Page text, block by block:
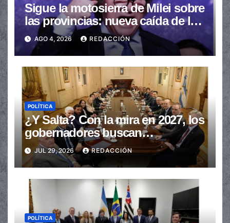
Sigue la motosierra de Milei sobre
las provincias: nueva caída de las
transferencias no automáticas
AGO 4, 2026 REDACCIÓN
POLÍTICA
¿Y Salta? Con la mira en 2027, los
gobernadores buscan
provincializar la elección
JUL 29, 2026 REDACCIÓN
POLÍTICA